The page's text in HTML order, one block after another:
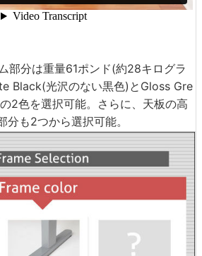
部分は重量61ポンド(約28キログラ
Black(光沢のない黒色)とGloss Gre
2色を選択可能。さらに、天板の高
分も2つから選択可能。